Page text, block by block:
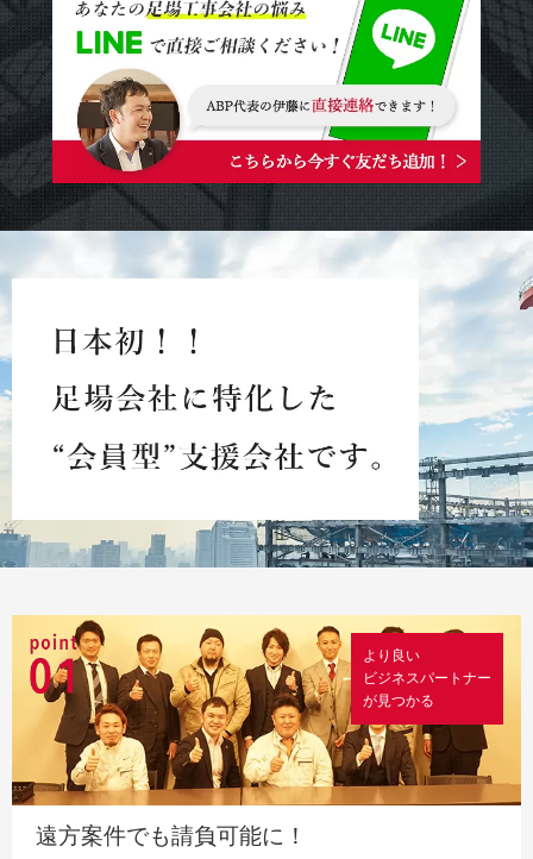
遠方案件でも請負可能に！
より良い
ビジネスパートナー
が見つかる